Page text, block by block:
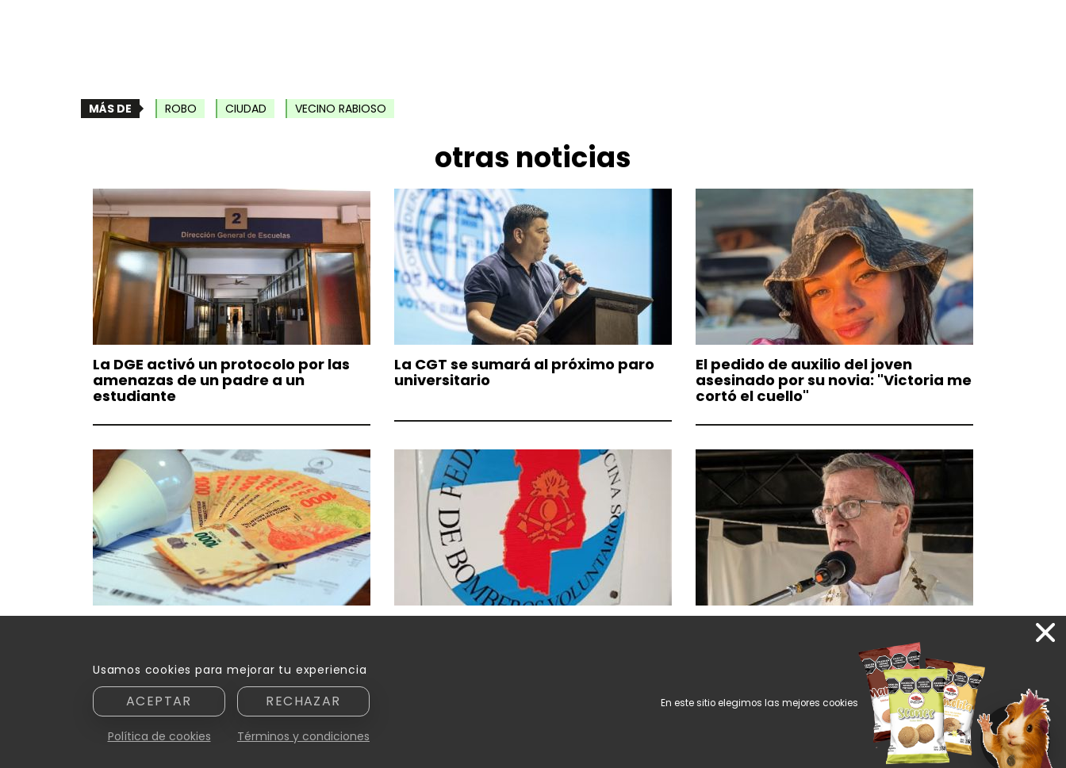
MÁS DE ROBO CIUDAD VECINO RABIOSO
otras noticias
La DGE activó un protocolo por las
amenazas de un padre a un
estudiante
La CGT se sumará al próximo paro
universitario
El pedido de auxilio del joven
asesinado por su novia: "Victoria me
cortó el cuello"
Cuerva criticó a la dirigencia
política que se “da la buena vida”
Usamos cookies para mejorar tu experiencia
ACEPTAR RECHAZAR
Política de cookies Términos y condiciones
En este sitio elegimos las mejores cookies